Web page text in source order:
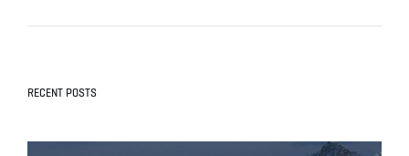
RECENT POSTS